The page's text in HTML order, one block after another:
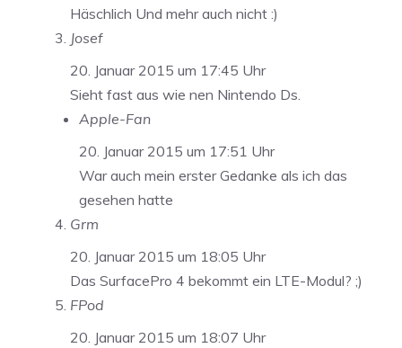
Häschlich Und mehr auch nicht :)
Josef
20. Januar 2015 um 17:45 Uhr
Sieht fast aus wie nen Nintendo Ds.
Apple-Fan
20. Januar 2015 um 17:51 Uhr
War auch mein erster Gedanke als ich das
gesehen hatte
Grm
20. Januar 2015 um 18:05 Uhr
Das SurfacePro 4 bekommt ein LTE-Modul? ;)
FPod
20. Januar 2015 um 18:07 Uhr